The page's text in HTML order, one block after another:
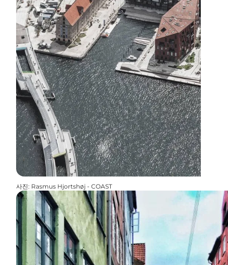
사진: Rasmus Hjortshøj - COAST